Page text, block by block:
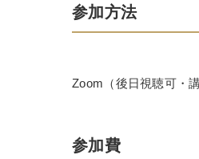
参加方法
Zoom（後日視聴可・
参加費